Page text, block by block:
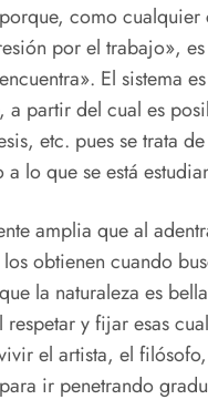
como
por el trabajo»,
El sistema
a partir del cual es
etc. pues se trata
lo que se está
amplia que al
obtienen cuando
la naturaleza es
y fijar esas
el artista, el
ir penetrando